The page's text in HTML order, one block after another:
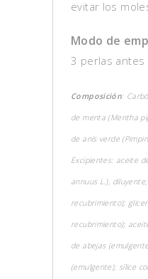
evitar los
Modo de
3 perlas antes
Composición:
de menta (Mentha
de anís verde
Excipientes: aceite
annuus L.),
recubrimiento);
recubrimiento);
de abejas
(emulgente); sílice